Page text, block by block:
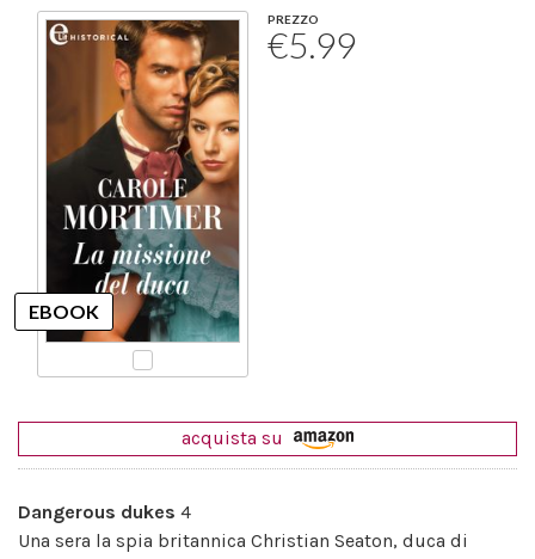
PREZZO
€5.99
acquista su
Dangerous dukes 4
Una sera la spia britannica Christian Seaton, duca di